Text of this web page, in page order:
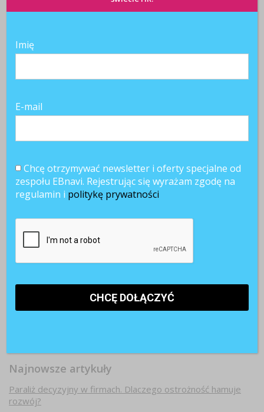
Najnowsze artykuły
Paraliż decyzyjny w firmach. Dlaczego ostrożność hamuje
rozwój?
Imię
E-mail
Chcę otrzymywać newsletter i oferty specjalne od
zespołu EBnavi. Rejestrując się wyrażam zgodę na
regulamin i politykę prywatności